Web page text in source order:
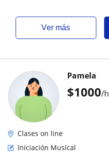
ver más
$1000/h
Pamela
Clases on line
Iniciación Musical